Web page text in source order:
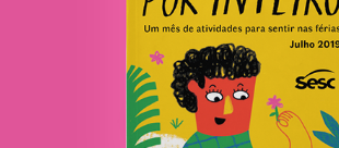
Livreto de programação cultural